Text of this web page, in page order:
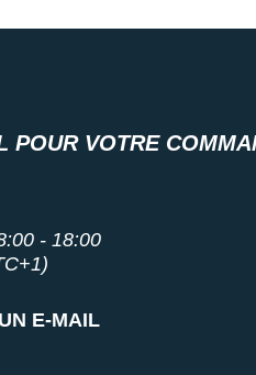
POUR VOTRE
- 18:00
E-MAIL